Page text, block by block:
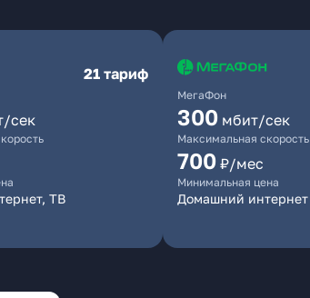
21 тариф
сек
ТВ
МегаФон
300 мбит/сек
Максимальная скорость
700 ₽/мес
Минимальная цена
Домашний интернет